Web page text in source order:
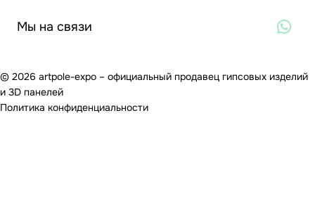
Мы на связи
© 2026 artpole-expo – официальный продавец гипсовых изделий
и 3D панелей
Политика конфиденциальности